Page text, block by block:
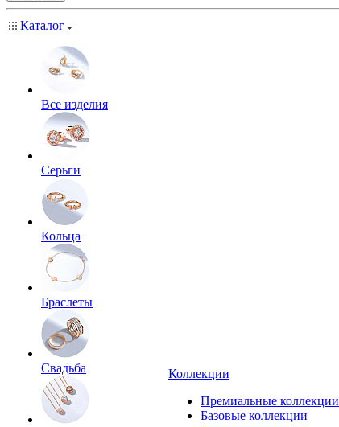
Каталог
Все изделия
Серьги
Кольца
Браслеты
Свадьба
Коллекции
Премиальные коллекции
Базовые коллекции